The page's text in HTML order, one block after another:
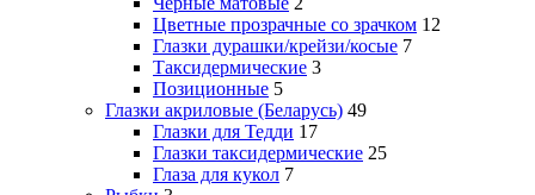
Цветные прозрачные со зрачком 12
Глазки дурашки/крейзи/косые 7
Таксидермические 3
Позиционные 5
Глазки акриловые (Беларусь) 49
Глазки для Тедди 17
Глазки таксидермические 25
Глаза для кукол 7